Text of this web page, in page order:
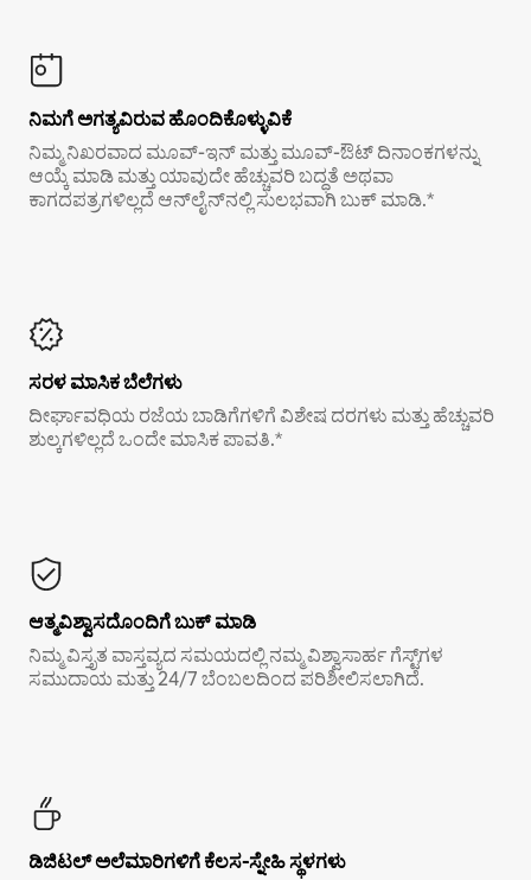
ನಿಮಗೆ ಅಗತ್ಯವಿರುವ ಹೊಂದಿಕೊಳ್ಳುವಿಕೆ
ನಿಮ್ಮ ನಿಖರವಾದ ಮೂವ್-ಇನ್ ಮತ್ತು ಮೂವ್-ಔಟ್ ದಿನಾಂಕಗಳನ್ನು
ಆಯ್ಕೆ ಮಾಡಿ ಮತ್ತು ಯಾವುದೇ ಹೆಚ್ಚುವರಿ ಬದ್ಧತೆ ಅಥವಾ
ಕಾಗದಪತ್ರಗಳಿಲ್ಲದೆ ಆನ್‌ಲೈನ್‌ನಲ್ಲಿ ಸುಲಭವಾಗಿ ಬುಕ್ ಮಾಡಿ.*
ಸರಳ ಮಾಸಿಕ ಬೆಲೆಗಳು
ದೀರ್ಘಾವಧಿಯ ರಜೆಯ ಬಾಡಿಗೆಗಳಿಗೆ ವಿಶೇಷ ದರಗಳು ಮತ್ತು ಹೆಚ್ಚುವರಿ
ಶುಲ್ಕಗಳಿಲ್ಲದೆ ಒಂದೇ ಮಾಸಿಕ ಪಾವತಿ.*
ಆತ್ಮವಿಶ್ವಾಸದೊಂದಿಗೆ ಬುಕ್ ಮಾಡಿ
ನಿಮ್ಮ ವಿಸ್ತೃತ ವಾಸ್ತವ್ಯದ ಸಮಯದಲ್ಲಿ ನಮ್ಮ ವಿಶ್ವಾಸಾರ್ಹ ಗೆಸ್ಟ್‌ಗಳ
ಸಮುದಾಯ ಮತ್ತು 24/7 ಬೆಂಬಲದಿಂದ ಪರಿಶೀಲಿಸಲಾಗಿದೆ.
ಡಿಜಿಟಲ್ ಅಲೆಮಾರಿಗಳಿಗೆ ಕೆಲಸ-ಸ್ನೇಹಿ ಸ್ಥಳಗಳು